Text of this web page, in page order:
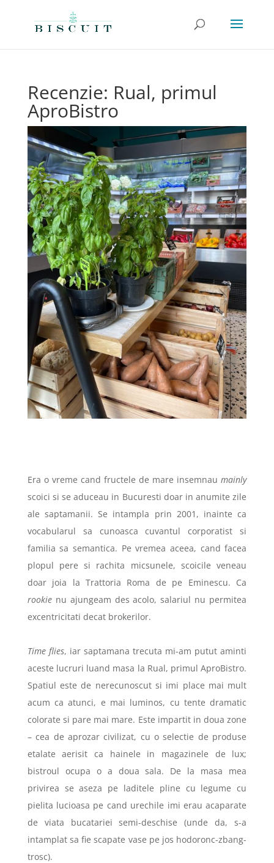
Recenzie: Rual, primul
AproBistro
Era o vreme cand fructele de mare insemnaumainly
scoici si se aduceau in Bucuresti doar in anumite zile
ale saptamanii. Se intampla prin 2001, inainte ca
vocabularul sa cunoasca cuvantul corporatist si
familia sa semantica. Pe vremea aceea, cand facea
plopul pere si rachita micsunele, scoicile veneau
doar joia la Trattoria Roma de pe Eminescu. Ca
rookienu ajungeam des acolo, salariul nu permitea
excentricitati decat brokerilor.
Time flies, iar saptamana trecuta mi-am putut aminti
aceste lucruri luand masa la Rual, primul AproBistro.
Spatiul este de nerecunoscut si imi place mai mult
acum ca atunci, e mai luminos, cu tente dramatic
colorate si pare mai mare. Este impartit in doua zone
– cea de aprozar civilizat, cu o selectie de produse
etalate aerisit ca hainele in magazinele de lux;
bistroul ocupa o a doua sala. De la masa mea
privirea se aseza pe laditele pline cu legume cu
pielita lucioasa pe cand urechile imi erau acaparate
de viata bucatariei semi-deschise (unde da, s-a
intamplat sa fie scapate vase pe jos hodoronc-zbang-
trosc).